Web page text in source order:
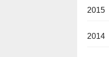
2015
2014